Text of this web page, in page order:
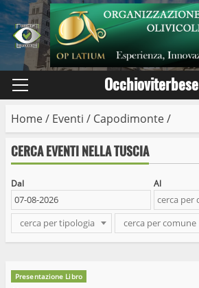
Skip
to
content
Primary
Occhioviterbese
Home/ Eventi / Capodimonte/
CERCA EVENTI NELLA TUSCIA
Dal Al
cerca per tipologia cerca per comune
Presentazione Libro